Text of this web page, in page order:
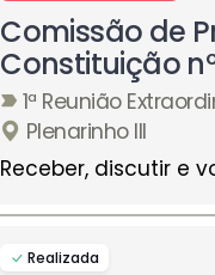
Comissão de
Constituição
1ª Reunião
Plenarinho III
Receber, discutir e
Realizada